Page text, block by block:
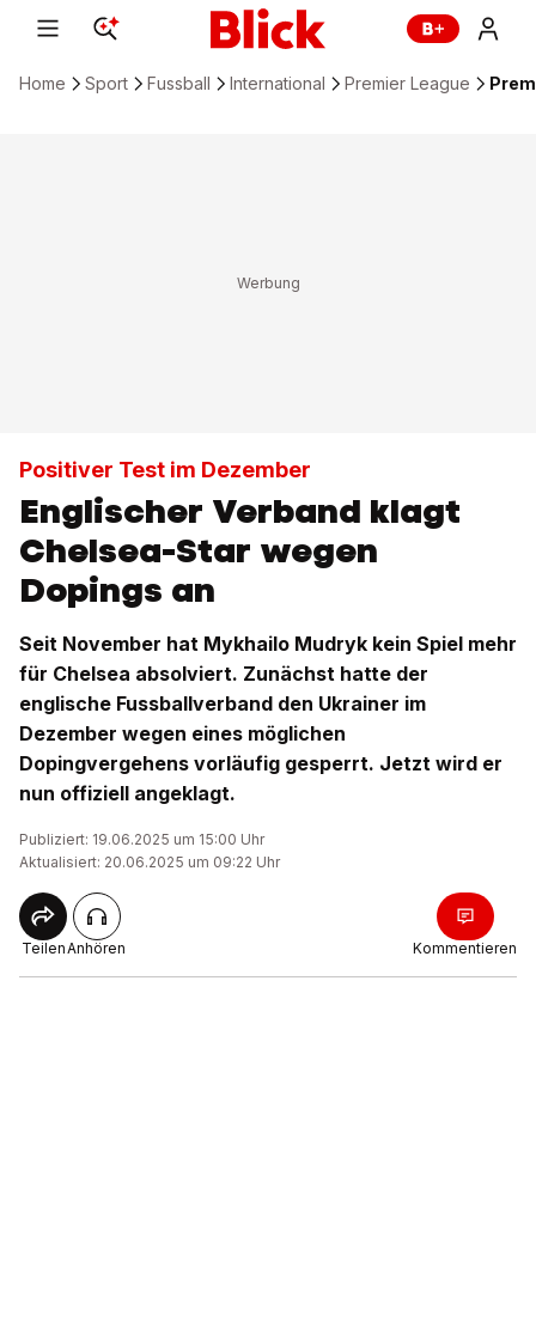
Home Sport Fussball International Premier League
Positiver Test im Dezember
Englischer Verband klagt
Chelsea-Star wegen
Dopings an
Seit November hat Mykhailo Mudryk kein Spiel mehr
für Chelsea absolviert. Zunächst hatte der
englische Fussballverband den Ukrainer im
Dezember wegen eines möglichen
Dopingvergehens vorläufig gesperrt. Jetzt wird er
nun offiziell angeklagt.
Publiziert: 19.06.2025 um 15:00 Uhr
Aktualisiert: 20.06.2025 um 09:22 Uhr
TeilenAnhören Kommentieren